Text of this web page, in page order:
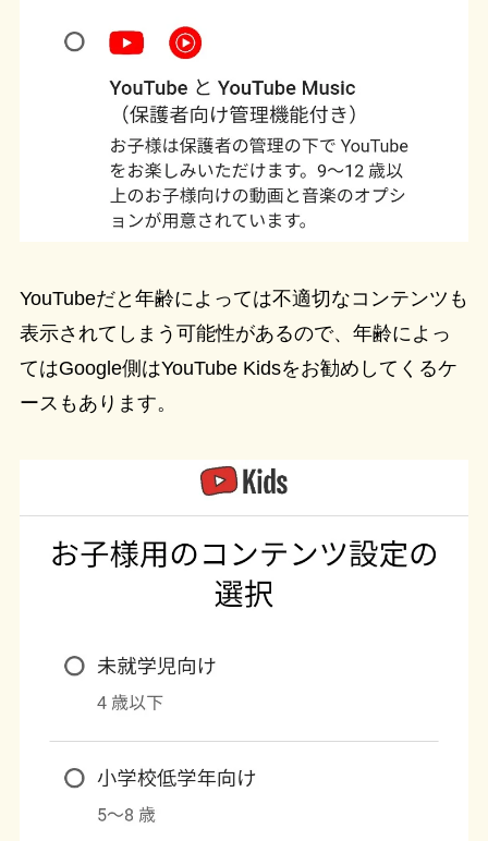
YouTubeだと年齢によっては不適切なコンテンツも
表示されてしまう可能性があるので、年齢によっ
てはGoogle側はYouTube Kidsをお勧めしてくるケ
ースもあります。